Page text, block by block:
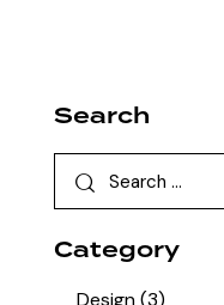
Search
Category